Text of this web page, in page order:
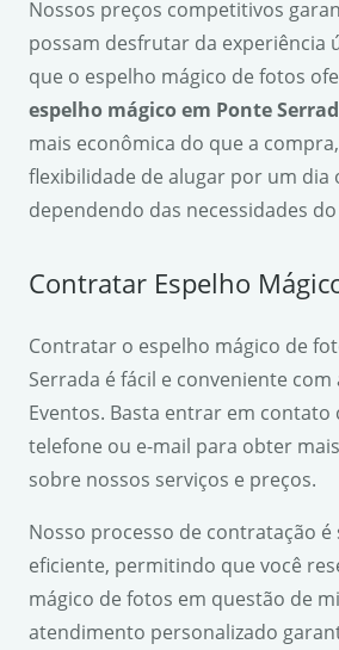
Nossos preços competitivos
possam desfrutar da experiência
que o espelho mágico de fotos
espelho mágico em Ponte
mais econômica do que a
flexibilidade de alugar por um dia
dependendo das necessidades
Contratar Espelho
Contratar o espelho mágico de
Serrada é fácil e conveniente com
Eventos. Basta entrar em contato
telefone ou e-mail para obter
sobre nossos serviços e preços.
Nosso processo de contratação é
eficiente, permitindo que você
mágico de fotos em questão de
atendimento personalizado